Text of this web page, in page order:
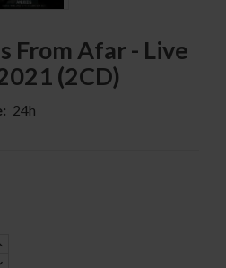
From Afar - Live
(2CD)
24h